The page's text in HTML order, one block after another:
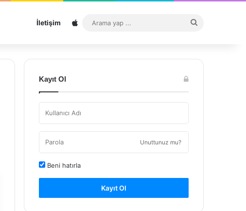
İletişim Sitemap
...
Kayıt Ol
Unuttunuz mu?
Beni hatırla
Kayıt Ol